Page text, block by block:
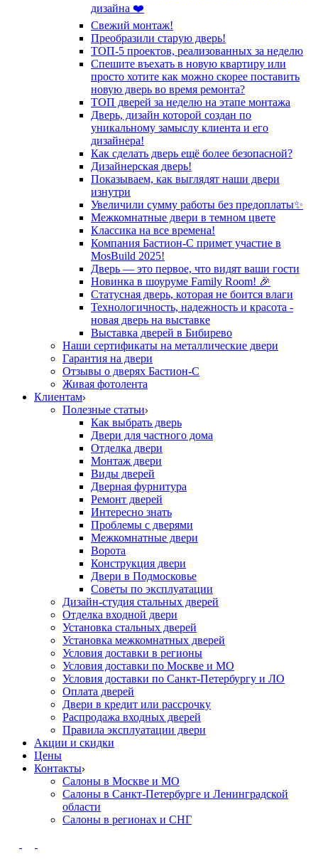
дизайна ❤️
Свежий монтаж!
Преобразили старую дверь!
ТОП-5 проектов, реализованных за неделю
Спешите въехать в новую квартиру или
просто хотите как можно скорее поставить
новую дверь во время ремонта?
ТОП дверей за неделю на этапе монтажа
Дверь, дизайн которой создан по
уникальному замыслу клиента и его
дизайнера!
Как сделать дверь ещё более безопасной?
Дизайнерская дверь!
Показываем, как выглядят наши двери
изнутри
Увеличили сумму работы без предоплаты✨
Межкомнатные двери в темном цвете
Классика на все времена!
Компания Бастион-С примет участие в
MosBuild 2025!
Дверь — это первое, что видят ваши гости
Новинка в шоуруме Family Room! 🎉
Статусная дверь, которая не боится влаги
Технологичность, надежность и красота -
новая дверь на выставке
Выставка дверей в Бибирево
Наши сертификаты на металлические двери
Гарантия на двери
Отзывы о дверях Бастион-С
Живая фотолента
Клиентам
Полезные статьи
Как выбрать дверь
Двери для частного дома
Отделка двери
Монтаж двери
Виды дверей
Дверная фурнитура
Ремонт дверей
Интересно знать
Проблемы с дверями
Межкомнатные двери
Ворота
Конструкция двери
Двери в Подмосковье
Cоветы по эксплуатации
Дизайн-студия стальных дверей
Отделка входной двери
Установка стальных дверей
Установка межкомнатных дверей
Условия доставки в регионы
Условия доставки по Москве и МО
Условия доставки по Санкт-Петербургу и ЛО
Оплата дверей
Двери в кредит или рассрочку
Распродажа входных дверей
Правила эксплуатации двери
Акции и скидки
Цены
Контакты
Салоны в Москве и МО
Салоны в Санкт-Петербурге и Ленинградской
области
Салоны в регионах и СНГ